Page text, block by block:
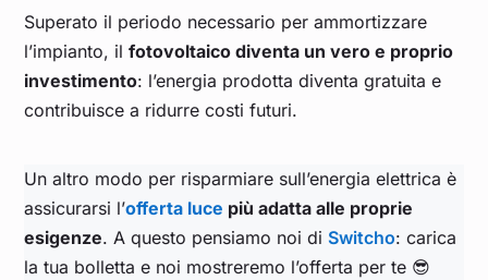
Superato il periodo necessario per ammortizzare
l’impianto, ilfotovoltaico diventa un vero e proprio
investimento: l’energia prodotta diventa gratuita e
contribuisce a ridurre costi futuri.
Un altro modo per risparmiare sull’energia elettrica è
assicurarsi l’offerta luce più adatta alle proprie
esigenze. A questo pensiamo noi di Switcho: carica
la tua bolletta e noi mostreremo l’offerta per te 😎